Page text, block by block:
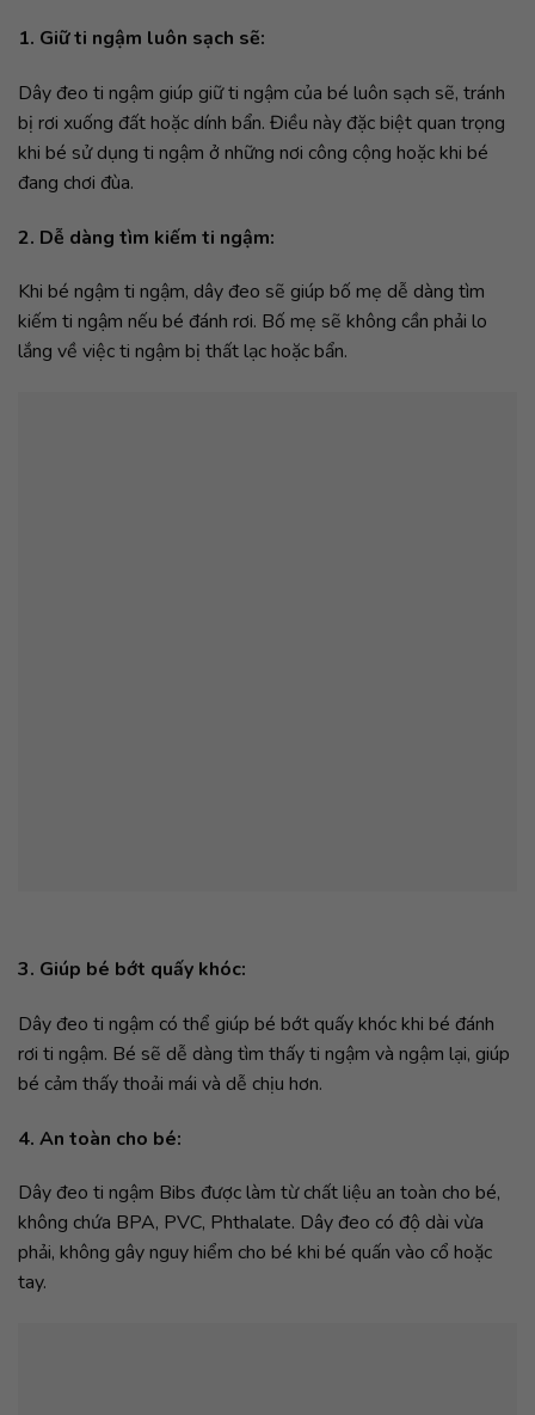
1. Giữ ti ngậm luôn sạch sẽ:
Dây đeo ti ngậm giúp giữ ti ngậm của bé luôn sạch sẽ, tránh
bị rơi xuống đất hoặc dính bẩn. Điều này đặc biệt quan trọng
khi bé sử dụng ti ngậm ở những nơi công cộng hoặc khi bé
đang chơi đùa.
2. Dễ dàng tìm kiếm ti ngậm:
Khi bé ngậm ti ngậm, dây đeo sẽ giúp bố mẹ dễ dàng tìm
kiếm ti ngậm nếu bé đánh rơi. Bố mẹ sẽ không cần phải lo
lắng về việc ti ngậm bị thất lạc hoặc bẩn.
3. Giúp bé bớt quấy khóc:
Dây đeo ti ngậm có thể giúp bé bớt quấy khóc khi bé đánh
rơi ti ngậm. Bé sẽ dễ dàng tìm thấy ti ngậm và ngậm lại, giúp
bé cảm thấy thoải mái và dễ chịu hơn.
4. An toàn cho bé:
Dây đeo ti ngậm Bibs được làm từ chất liệu an toàn cho bé,
không chứa BPA, PVC, Phthalate. Dây đeo có độ dài vừa
phải, không gây nguy hiểm cho bé khi bé quấn vào cổ hoặc
tay.